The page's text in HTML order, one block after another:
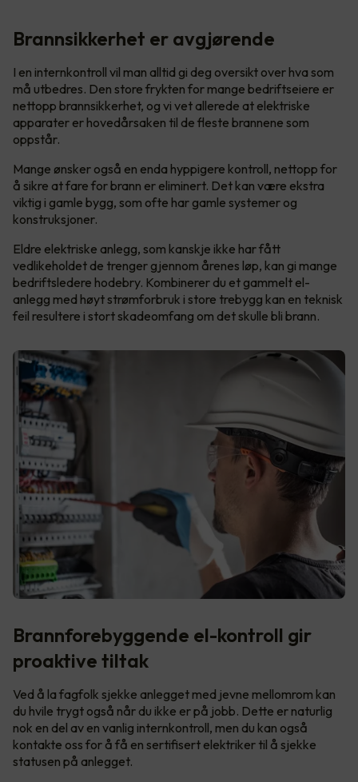
Brannsikkerhet er avgjørende
I en internkontroll vil man alltid gi deg oversikt over hva som
må utbedres. Den store frykten for mange bedriftseiere er
nettopp brannsikkerhet, og vi vet allerede at elektriske
apparater er hovedårsaken til de fleste brannene som
oppstår.
Mange ønsker også en enda hyppigere kontroll, nettopp for
å sikre at fare for brann er eliminert. Det kan være ekstra
viktig i gamle bygg, som ofte har gamle systemer og
konstruksjoner.
Eldre elektriske anlegg, som kanskje ikke har fått
vedlikeholdet de trenger gjennom årenes løp, kan gi mange
bedriftsledere hodebry. Kombinerer du et gammelt el-
anlegg med høyt strømforbruk i store trebygg kan en teknisk
feil resultere i stort skadeomfang om det skulle bli brann.
Brannforebyggende el-kontroll gir
proaktive tiltak
Ved å la fagfolk sjekke anlegget med jevne mellomrom kan
du hvile trygt også når du ikke er på jobb. Dette er naturlig
nok en del av en vanlig internkontroll, men du kan også
kontakte oss for å få en sertifisert elektriker til å sjekke
statusen på anlegget.